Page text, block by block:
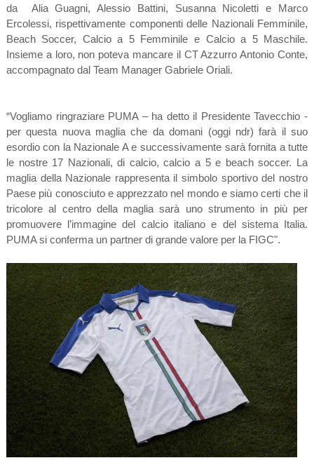
da Alia Guagni, Alessio Battini, Susanna Nicoletti e Marco
Ercolessi, rispettivamente componenti delle Nazionali Femminile,
Beach Soccer, Calcio a 5 Femminile e Calcio a 5 Maschile.
Insieme a loro, non poteva mancare il CT Azzurro Antonio Conte,
accompagnato dal Team Manager Gabriele Oriali.
“Vogliamo ringraziare PUMA – ha detto il Presidente Tavecchio -
per questa nuova maglia che da domani (oggi ndr) farà il suo
esordio con la Nazionale A e successivamente sarà fornita a tutte
le nostre 17 Nazionali, di calcio, calcio a 5 e beach soccer. La
maglia della Nazionale rappresenta il simbolo sportivo del nostro
Paese più conosciuto e apprezzato nel mondo e siamo certi che il
tricolore al centro della maglia sarà uno strumento in più per
promuovere l’immagine del calcio italiano e del sistema Italia.
PUMA si conferma un partner di grande valore per la FIGC".